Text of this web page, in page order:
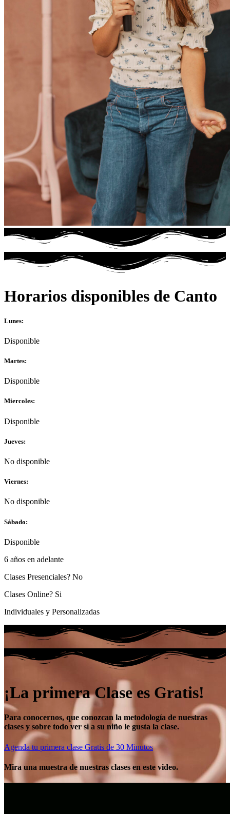
Horarios disponibles de Canto
Lunes:
Disponible
Martes:
Disponible
Miercoles:
Disponible
Jueves:
No disponible
Viernes:
No disponible
Sábado:
Disponible
6 años en adelante
Clases Presenciales? No
Clases Online? Si
Individuales y Personalizadas
¡La primera Clase es Gratis!
Para conocernos, que conozcan la metodología de nuestras
clases y sobre todo ver si a su niño le gusta la clase.
Agenda tu primera clase Gratis de 30 Minutos
Mira una muestra de nuestras clases en este video.